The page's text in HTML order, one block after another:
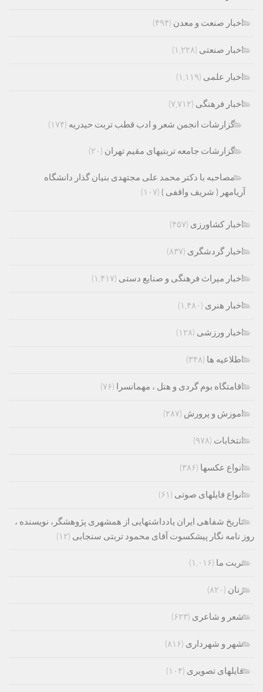
اخبار صنعت و معدن (۴۹۴)
اخبار صنعتی (۱,۲۲۸)
اخبار علمی (۱,۱۱۹)
اخبار فرهنگی (۷,۷۱۲)
گزارشات انجمن شعر و ادب قطب تربت حیدریه (۱۷۴)
گزارشات جامعه تربتیهای مقیم تهران (۲۰)
مصاحبه با دکتر محمد علی مجتهدی بنیان گذار دانشگاه
آریامهر ( شریف واقفی ) (۱۰۷)
اخبار کشاورزی (۴۵۷)
اخبار گردشگری (۸۳۷)
اخبار میراث فرهنگی و صنایع دستی (۱,۴۱۷)
اخبار هنری (۱,۴۸۰)
اخبار ورزشی (۱۲۸)
اطلاعیه ها (۳۴۸)
اقامتگاه بوم گردی و هتل ، مهمانسرا (۷۶)
اموزش و پرورش (۲۸۷)
انتخابات (۹۷۸)
انواع عکسها (۳۸۶)
انواع فایلهای صوتی (۶۱)
تاریخ شفاهی ایران یادداشتهایی از همشهری پژوهشگر، نویسنده ،
روز نامه نگار پیشکسوت آقای محمود تربتی سنجابی (۱۲)
تربت ما (۱,۰۱۶)
زنان (۸۲۰)
شعر و شاعری (۶۲۳)
شهر و شهرداری (۸۱۶)
فایلهای تصویری (۱۰۴)